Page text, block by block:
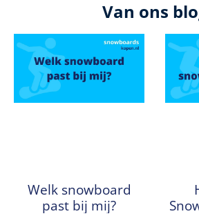
Van ons
Welk snowboard
past bij mij?